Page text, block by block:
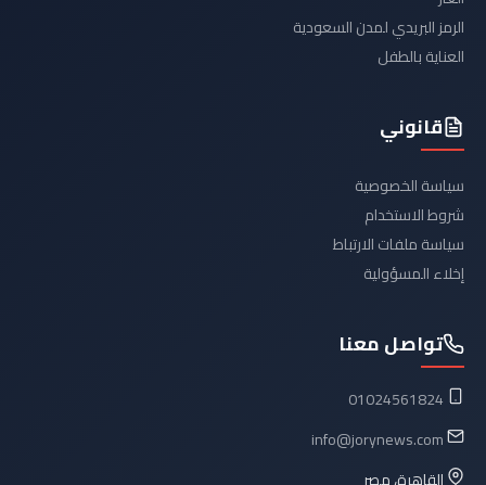
الرمز البريدي لمدن السعودية
العناية بالطفل
قانوني
سياسة الخصوصية
شروط الاستخدام
سياسة ملفات الارتباط
إخلاء المسؤولية
تواصل معنا
01024561824
info@jorynews.com